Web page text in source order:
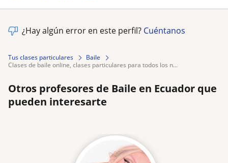
¿Hay algún error en este perfil? Cuéntanos
Tus clases particulares
Baile
clases de baile online, clases particulares para todos los n...
Otros profesores de Baile en Ecuador que
pueden interesarte